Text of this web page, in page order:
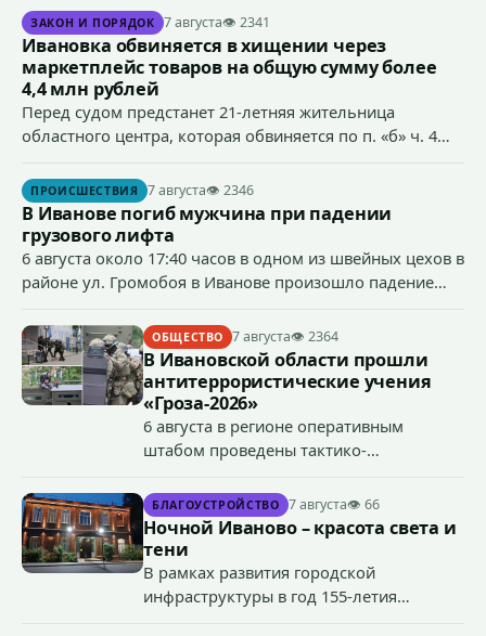
ЗАКОН И ПОРЯДОК 7 августа👁 2341
Ивановка обвиняется в хищении через
маркетплейс товаров на общую сумму более
4,4 млн рублей
Перед судом предстанет 21-летняя жительница
областного центра, которая обвиняется по п. «б» ч. 4
сумму более 4,4 млн рублей через маркетплейс.
ПРОИСШЕСТВИЯ 7 августа👁 2346
В Иванове погиб мужчина при падении
грузового лифта
6 августа около 17:40 часов в одном из швейных цехов в
районе ул. Громобоя в Иванове произошло падение
ОБЩЕСТВО 7 августа👁 2364
В Ивановской области прошли
антитеррористические учения
«Гроза-2026»
6 августа в регионе оперативным
штабом проведены тактико-
террористического акта на объекте
органов государственной власти.
«Гроза-2026».
БЛАГОУСТРОЙСТВО 7 августа👁 66
Ночной Иваново – красота света и
тени
В рамках развития городской
инфраструктуры в год 155-летия